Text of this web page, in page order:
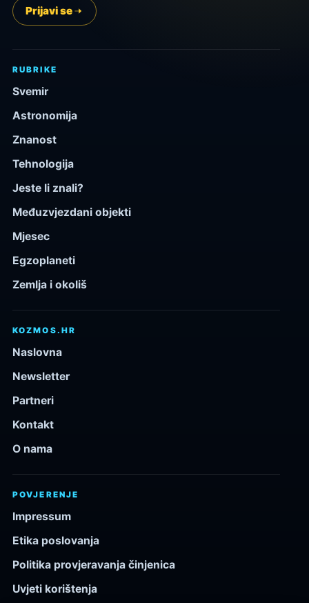
Prijavi se
RUBRIKE
Svemir
Astronomija
Znanost
Tehnologija
Jeste li znali?
Međuzvjezdani objekti
Mjesec
Egzoplaneti
Zemlja i okoliš
KOZMOS.HR
Naslovna
Newsletter
Partneri
Kontakt
O nama
POVJERENJE
Impressum
Etika poslovanja
Politika provjeravanja činjenica
Uvjeti korištenja